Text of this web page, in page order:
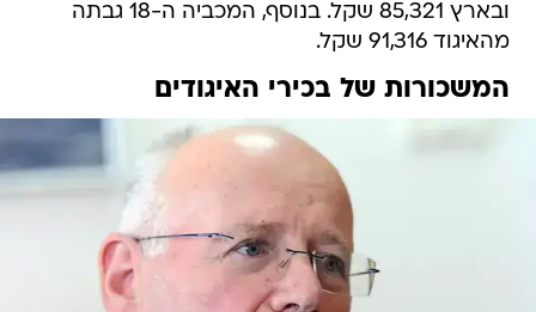
ובארץ 85,321 שקל. בנוסף, המכביה ה-18 גבתה
מהאיגוד 91,316 שקל.
המשכורות של בכירי האיגודים